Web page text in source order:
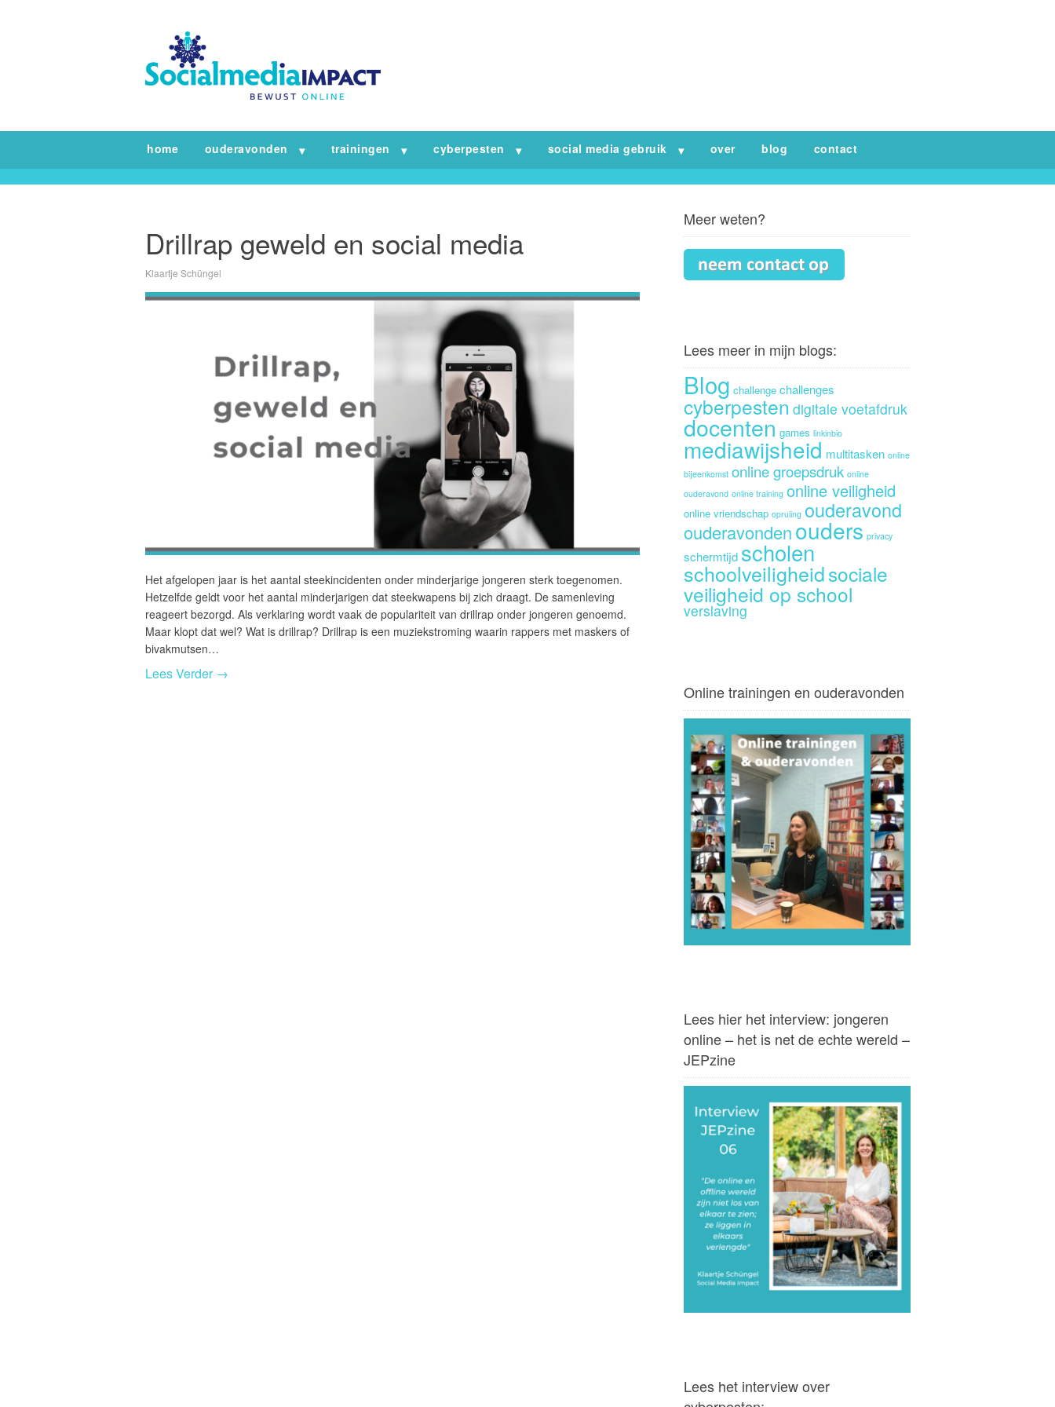
home ouderavonden trainingen cyberpesten social media gebruik over blog contact
Drillrap geweld en social media
Klaartje Schüngel
Het afgelopen jaar is het aantal steekincidenten onder minderjarige jongeren sterk toegenomen.
Hetzelfde geldt voor het aantal minderjarigen dat steekwapens bij zich draagt. De samenleving
reageert bezorgd. Als verklaring wordt vaak de populariteit van drillrap onder jongeren genoemd.
Maar klopt dat wel? Wat is drillrap? Drillrap is een muziekstroming waarin rappers met maskers of
bivakmutsen…
Lees Verder →
Meer weten?
Lees meer in mijn blogs:
Blog challenge challenges
cyberpesten digitale voetafdruk
docenten games linkinbio
mediawijsheid multitasken online
bijeenkomst online groepsdruk online
ouderavond online training online veiligheid
online vriendschap opruiing ouderavond
ouderavondenouders privacy
schermtijd scholen
schoolveiligheidsociale
veiligheid op school
verslaving
Online trainingen en ouderavonden
Lees hier het interview: jongeren
online – het is net de echte wereld –
JEPzine
Lees het interview over